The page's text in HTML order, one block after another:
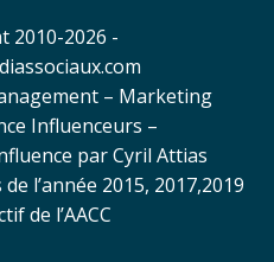
2010-2026 -
– Marketing
Influenceurs –
par Cyril Attias
l’année 2015, 2017,2019
de l’AACC